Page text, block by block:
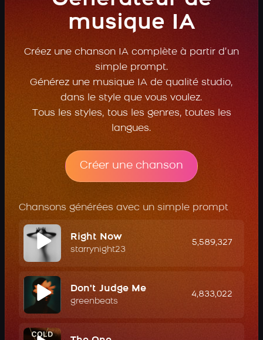
musique IA
Créez une chanson IA complète à partir d’un
simple prompt.
Générez une musique IA de qualité studio,
dans le style que vous voulez.
Tous les styles, tous les genres, toutes les
langues.
Créer une chanson
Chansons générées avec un simple prompt
Right Now
starrynight23
5,589,327
Don't Judge Me
greenbeats
4,833,022